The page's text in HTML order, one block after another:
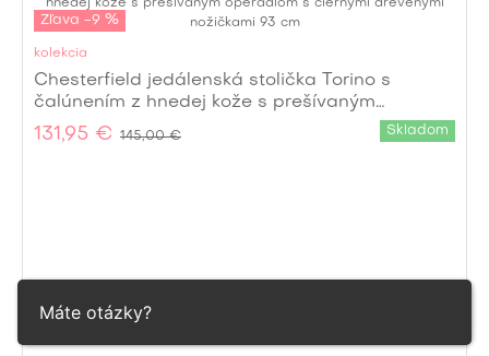
Zľava -9 %
kolekcia
Chesterfield jedálenská stolička Torino s
čalúnením z hnedej kože s prešívaným
operadlom s čiernymi drevenými nožičkami 93
131,95 € 145,00 € Skladom
Máte otázky?